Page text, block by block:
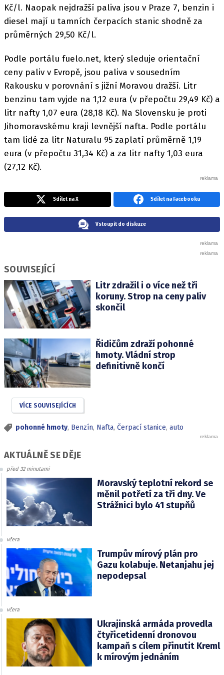
Kč/l. Naopak nejdražší paliva jsou v Praze 7, benzin i
diesel mají u tamních čerpacích stanic shodně za
průměrných 29,50 Kč/l.
Podle portálu fuelo.net, který sleduje orientační
ceny paliv v Evropě, jsou paliva v sousedním
Rakousku v porovnání s jižní Moravou dražší. Litr
benzinu tam vyjde na 1,12 eura (v přepočtu 29,49 Kč) a
litr nafty 1,07 eura (28,18 Kč). Na Slovensku je proti
Jihomoravskému kraji levnější nafta. Podle portálu
tam lidé za litr Naturalu 95 zaplatí průměrně 1,19
eura (v přepočtu 31,34 Kč) a za litr nafty 1,03 eura
(27,12 Kč).
Sdílet na X Sdílet na Facebooku
Vstoupit do diskuze
SOUVISEJÍCÍ
Litr zdražil i o více než tři
koruny. Strop na ceny paliv
skončil
Řidičům zdraží pohonné
hmoty. Vládní strop
definitivně končí
VÍCE SOUVISEJÍCÍCH
pohonné hmoty, Benzín, Nafta, Čerpací stanice, auto
AKTUÁLNĚ SE DĚJE
před 32 minutami
Moravský teplotní rekord se
měnil potřetí za tři dny. Ve
Strážnici bylo 41 stupňů
včera
Trumpův mírový plán pro
Gazu kolabuje. Netanjahu jej
nepodepsal
včera
Ukrajinská armáda provedla
čtyřicetidenní dronovou
kampaň s cílem přinutit Kreml
k mírovým jednáním